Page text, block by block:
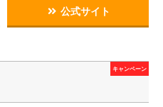
公式サイト
キャンペーン